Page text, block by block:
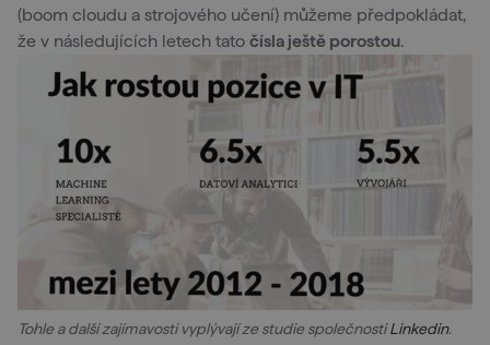
(boom cloudu a strojového učení) můžeme předpokládat,
že v následujících letech tato čísla ještě porostou.
Tohle a další zajímavosti vyplývají ze studie společnostiLinkedin.